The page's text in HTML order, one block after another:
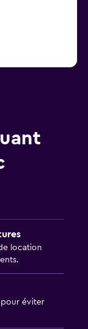
location
pour éviter